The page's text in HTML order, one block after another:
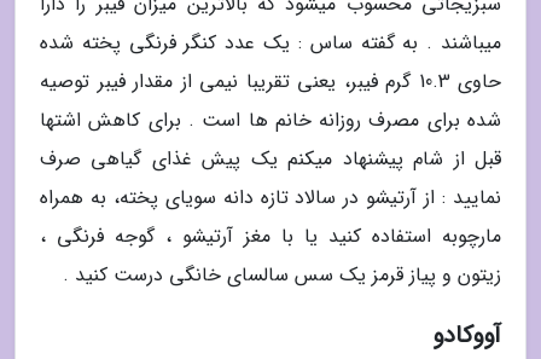
میباشند . به گفته ساس : یک عدد کنگر فرنگی پخته شده
حاوی 10.3 گرم فیبر، یعنی تقریبا نیمی از مقدار فیبر توصیه
شده برای مصرف روزانه خانم ها است . برای کاهش اشتها
قبل از شام پیشنهاد میکنم یک پیش غذای گیاهی صرف
نمایید : از آرتیشو در سالاد تازه دانه سویای پخته، به همراه
مارچوبه استفاده کنید یا با مغز آرتیشو ، گوجه فرنگی ،
زیتون و پیاز قرمز یک سس سالسای خانگی درست کنید .
آووکادو